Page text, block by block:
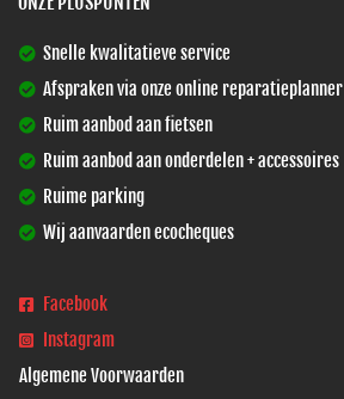
Snelle kwalitatieve service
Afspraken via onze online reparatieplanner
Ruim aanbod aan fietsen
Ruim aanbod aan onderdelen + accessoires
Ruime parking
Wij aanvaarden ecocheques
Facebook
Instagram
Algemene Voorwaarden